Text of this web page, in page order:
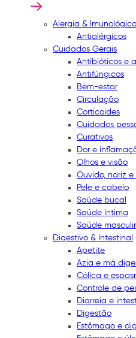
Alergia & Imunológico
Antialérgicos
Cuidados Gerais
Antibióticos e
Antifúngicos
Bem-estar
Circulação
Corticoides
Cuidados
Curativos
Dor e
Olhos e visão
Ouvido, nariz
Pele e cabelo
Saúde bucal
Saúde íntima
Saúde
Digestivo & Intestinal
Apetite
Azia e má
Cólica e
Controle de
Diarreia e
Digestão
Estômago e